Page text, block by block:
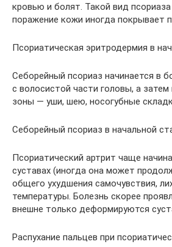
кровью и болят. Такой вид
поражение кожи иногда покрывает
Псориатическая эритродермия в
Себорейный псориаз начинается в
с волосистой части головы, а затем
зоны — уши, шею, носогубные
Себорейный псориаз в начальной
Псориатический артрит чаще
суставах (иногда она может
общего ухудшения самочувствия,
температуры. Болезнь скорее
внешне только деформируются
Распухание пальцев при